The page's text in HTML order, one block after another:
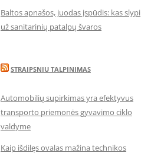
Baltos apnašos, juodas įspūdis: kas slypi
už sanitarinių patalpų švaros
STRAIPSNIU TALPINIMAS
Automobilių supirkimas yra efektyvus
transporto priemonės gyvavimo ciklo
valdyme
Kaip išdilęs ovalas mažina technikos